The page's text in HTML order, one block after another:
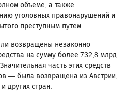
объеме, а также
уголовных правонарушений и
преступным путем.
возвращены незаконно
на сумму более 732,8 млрд
часть этих средств
— была возвращена из Австрии,
других стран.